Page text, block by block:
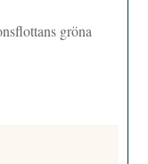
gröna